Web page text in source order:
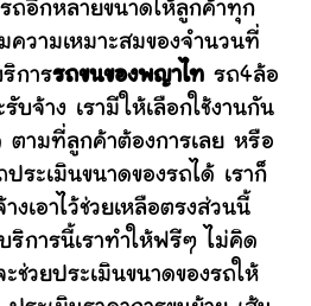
ถอีกหลายขนาดให้ลูกค้าทุก
ความเหมาะสมของจำนวนที่
การรถขนของพญาไท รถ4ล้อ
บจ้าง เรามีให้เลือกใช้งานกัน
ตามที่ลูกค้าต้องการเลย หรือ
ระเมินขนาดของรถได้ เราก็
เอาไว้ช่วยเหลือตรงส่วนนี้
การนี้เราทำให้ฟรีๆ ไม่คิด
ช่วยประเมินขนาดของรถให้